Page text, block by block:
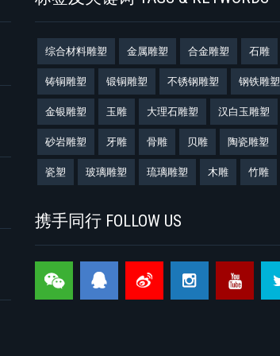
综合材料雕塑 金属雕塑 合金雕塑 石雕
铸铜雕塑 锻铜雕塑 不锈钢雕塑 钢铁雕塑
金银雕塑 玉雕 大理石雕塑 汉白玉雕塑
砂岩雕塑 牙雕 骨雕 贝雕 陶瓷雕塑
瓷塑 玻璃雕塑 琉璃雕塑 木雕 竹雕
携手同行 FOLLOW US